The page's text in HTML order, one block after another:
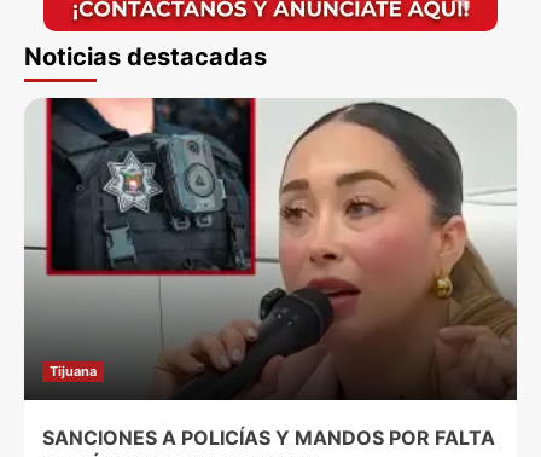
Noticias destacadas
Tijuana
SANCIONES A POLICÍAS Y MANDOS POR FALTA